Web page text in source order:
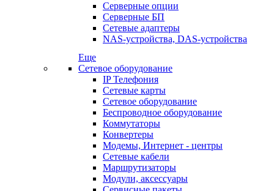
Серверные опции
Серверные БП
Сетевые адаптеры
NAS-устройства, DAS-устройства
Еще
Сетевое оборудование
IP Телефония
Сетевые карты
Сетевое оборудование
Беспроводное оборудование
Коммутаторы
Конвертеры
Модемы, Интернет - центры
Сетевые кабели
Маршрутизаторы
Модули, аксессуары